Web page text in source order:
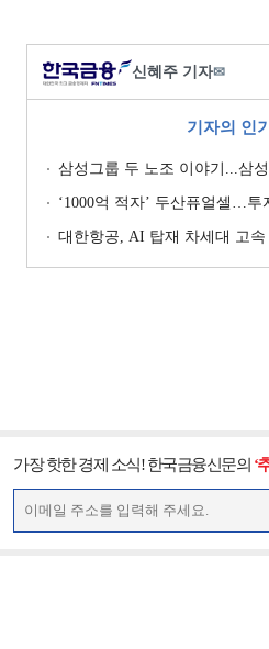
신혜주 기자✉
기자의 인
삼성그룹 두 노조 이야기...삼성전자 "총파
‘1000억 적자’ 두산퓨얼셀…투자
대한항공, AI 탑재 차세대 고
가장 핫한 경제 소식! 한국금융신문의 ‘